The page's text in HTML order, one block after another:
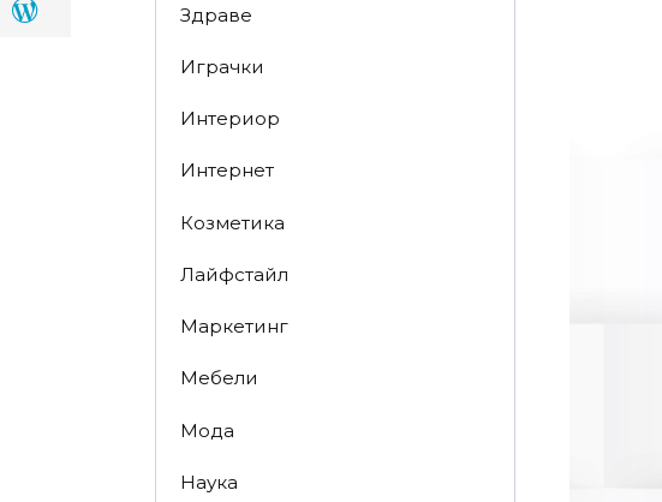
Здраве
Играчки
Интериор
Интернет
Козметика
Лайфстайл
Маркетинг
Мебели
Мода
Наука